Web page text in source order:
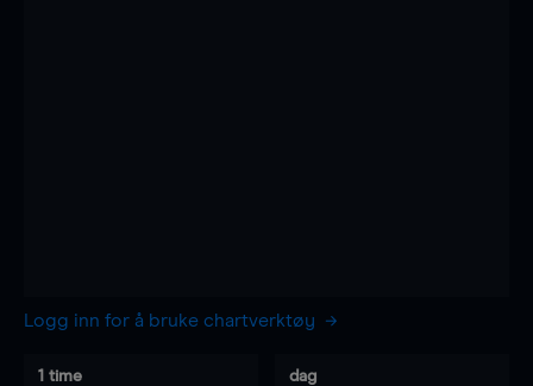
Logg inn for å bruke chartverktøy
1 time dag